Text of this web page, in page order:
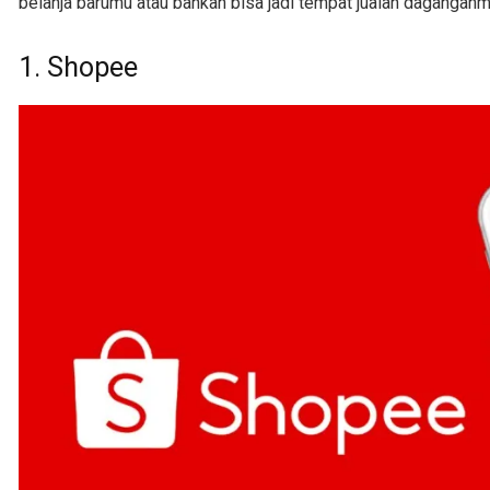
1. Shopee